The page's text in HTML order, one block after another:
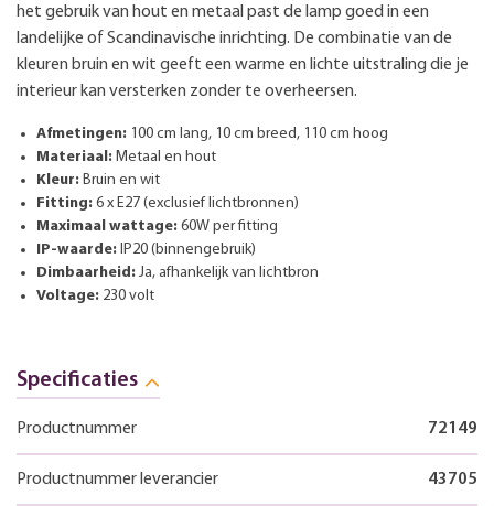
het gebruik van hout en metaal past de lamp goed in een
landelijke of Scandinavische inrichting. De combinatie van de
kleuren bruin en wit geeft een warme en lichte uitstraling die je
interieur kan versterken zonder te overheersen.
Afmetingen: 100 cm lang, 10 cm breed, 110 cm hoog
Materiaal: Metaal en hout
Kleur: Bruin en wit
Fitting: 6 x E27 (exclusief lichtbronnen)
Maximaal wattage: 60W per fitting
IP-waarde: IP20 (binnengebruik)
Dimbaarheid: Ja, afhankelijk van lichtbron
Voltage: 230 volt
Specificaties
Productnummer 72149
Productnummer leverancier 43705